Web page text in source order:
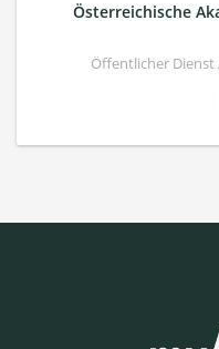
Österreichische
Öffentlicher Dienst